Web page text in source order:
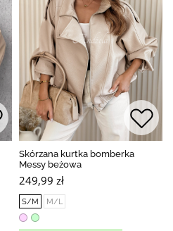
Skórzana kurtka bomberka
Messy beżowa
249,99 zł
S/M M/L